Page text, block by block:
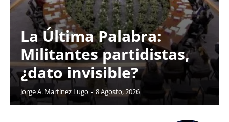
La Última Palabra:
Militantes partidistas,
¿dato invisible?
Jorge A. Martínez Lugo - 8 Agosto, 2026